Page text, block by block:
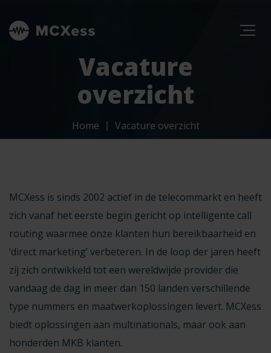
Vacature
overzicht
Home Vacature overzicht
MCXess is sinds 2002 actief in de telecommarkt en heeft
zich vanaf het eerste begin gericht op intelligente call
routing waarmee onze klanten hun bereikbaarheid en
‘direct marketing’ verbeteren. In de loop der jaren heeft
zij zich ontwikkeld tot een wereldwijde provider die
vandaag de dag in meer dan 150 landen verschillende
type nummers en maatwerkoplossingen levert. MCXess
biedt oplossingen aan multinationals, maar ook aan
honderden MKB klanten.